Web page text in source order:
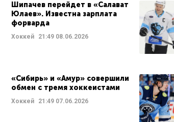
Шипачев перейдет в «Салават
Юлаев». Известна зарплата
форварда
Хоккей 21:49 08.06.2026
«Сибирь» и «Амур» совершили
обмен с тремя хоккеистами
Хоккей 21:49 07.06.2026